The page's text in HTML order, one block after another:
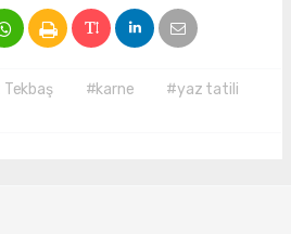
#karne
#yaz tatili